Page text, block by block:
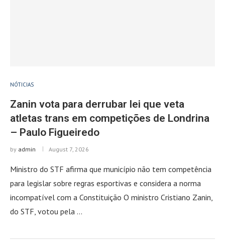
NÓTICIAS
Zanin vota para derrubar lei que veta
atletas trans em competições de Londrina
– Paulo Figueiredo
by admin August 7, 2026
Ministro do STF afirma que município não tem competência
para legislar sobre regras esportivas e considera a norma
incompatível com a Constituição O ministro Cristiano Zanin,
do STF, votou pela …